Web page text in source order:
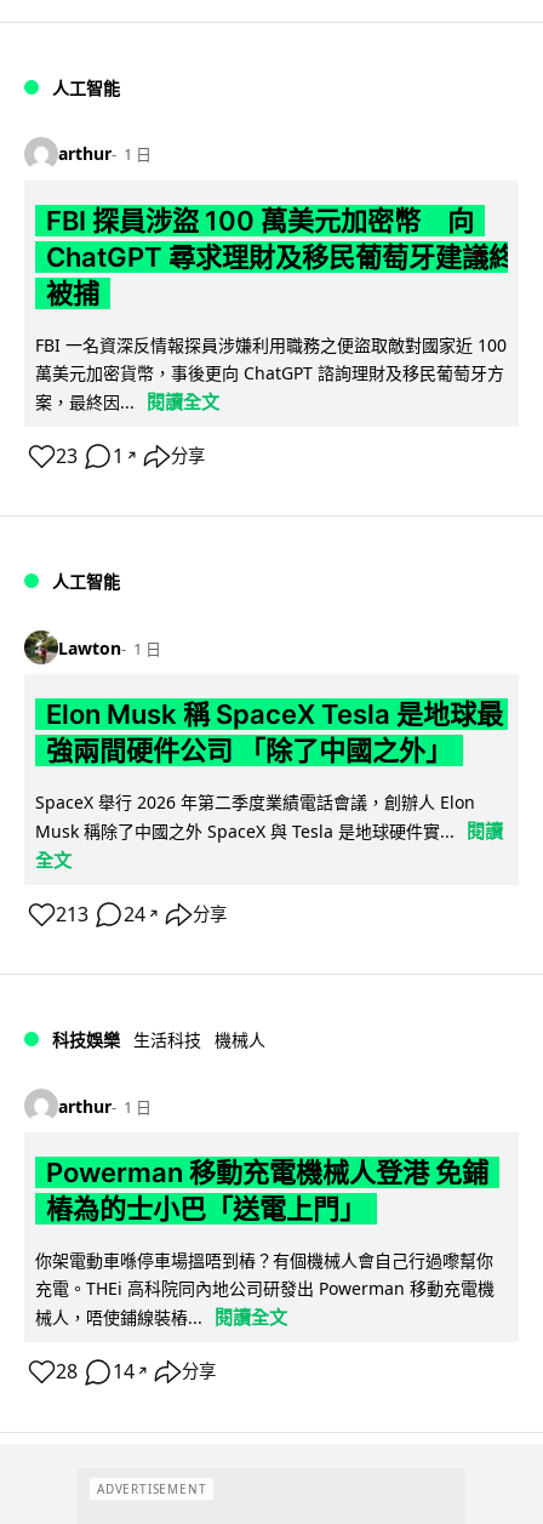
人工智能
arthur 1 日
FBI 探員涉盜 100 萬美元加密幣 向
ChatGPT 尋求理財及移民葡萄牙建議終
被捕
FBI 一名資深反情報探員涉嫌利用職務之便盜取敵對國家近 100
萬美元加密貨幣，事後更向 ChatGPT 諮詢理財及移民葡萄牙方
案，最終因...
閱讀全文
23 1 ↗ 分享
人工智能
Lawton 1 日
Elon Musk 稱 SpaceX Tesla 是地球最
強兩間硬件公司 「除了中國之外」
SpaceX 舉行 2026 年第二季度業績電話會議，創辦人 Elon
Musk 稱除了中國之外 SpaceX 與 Tesla 是地球硬件實...
閱讀
全文
213 24 ↗ 分享
科技娛樂 生活科技 機械人
arthur 1 日
Powerman 移動充電機械人登港 免鋪
樁為的士小巴「送電上門」
你架電動車喺停車場搵唔到樁？有個機械人會自己行過嚟幫你
充電。THEi 高科院同內地公司研發出 Powerman 移動充電機
械人，唔使鋪線裝樁...
閱讀全文
28 14 ↗ 分享
ADVERTISEMENT